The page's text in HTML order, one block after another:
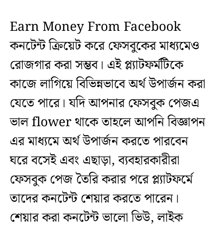
Earn Money From Facebook
কনটেন্ট ক্রিয়েট করে ফেসবুকের মাধ্যমেও
রোজগার করা সম্ভব। এই প্ল্যাটফর্মটিকে
কাজে লাগিয়ে বিভিন্নভাবে অর্থ উপার্জন করা
যেতে পারে। যদি আপনার ফেসবুক পেজএ
ভাল flower থাকে তাহলে আপনি বিজ্ঞাপন
এর মাধ্যমে অর্থ উপার্জন করতে পারবেন
ঘরে বসেই এবং এছাড়া, ব্যবহারকারীরা
ফেসবুক পেজ তৈরি করার পরে প্ল্যাটফর্মে
তাদের কনটেন্ট শেয়ার করতে পারেন।
শেয়ার করা কনটেন্ট ভালো ভিউ, লাইক